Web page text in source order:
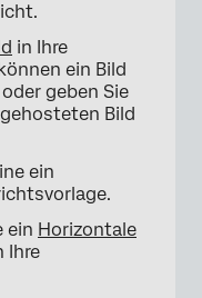
in Ihre
ein Bild
oder geben Sie
Bild
ein
ein Horizontale
Ihre